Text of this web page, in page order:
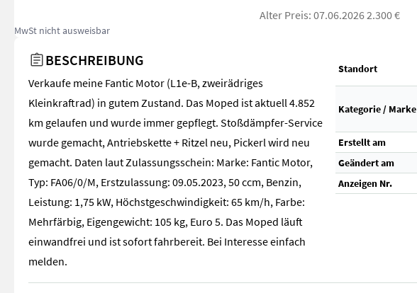
Alter Preis: 07.06.2026 2.300 €
MwSt nicht ausweisbar
BESCHREIBUNG
Verkaufe meine Fantic Motor (L1e-B, zweirädriges
Kleinkraftrad) in gutem Zustand. Das Moped ist aktuell 4.852
km gelaufen und wurde immer gepflegt. Stoßdämpfer-Service
wurde gemacht, Antriebskette + Ritzel neu, Pickerl wird neu
gemacht. Daten laut Zulassungsschein: Marke: Fantic Motor,
Typ: FA06/0/M, Erstzulassung: 09.05.2023, 50 ccm, Benzin,
Leistung: 1,75 kW, Höchstgeschwindigkeit: 65 km/h, Farbe:
Mehrfärbig, Eigengewicht: 105 kg, Euro 5. Das Moped läuft
einwandfrei und ist sofort fahrbereit. Bei Interesse einfach
melden.
Standort
Kategorie / Marke
Erstellt am
Geändert am
Anzeigen Nr.